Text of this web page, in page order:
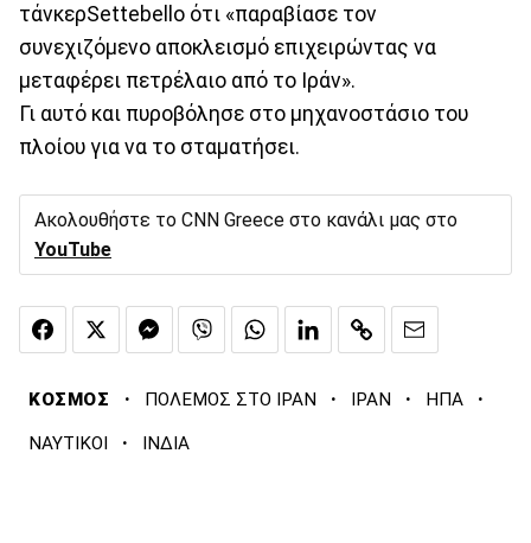
τάνκερSettebello ότι «παραβίασε τον
συνεχιζόμενο αποκλεισμό επιχειρώντας να
μεταφέρει πετρέλαιο από το Ιράν».
Γι αυτό και πυροβόλησε στο μηχανοστάσιο του
πλοίου για να το σταματήσει.
Ακολουθήστε το CNN Greece στο κανάλι μας στο
YouTube
ΚΟΣΜΟΣ · ΠΟΛΕΜΟΣ ΣΤΟ ΙΡΑΝ · ΙΡΑΝ · ΗΠΑ ·
ΝΑΥΤΙΚΟΙ · ΙΝΔΙΑ